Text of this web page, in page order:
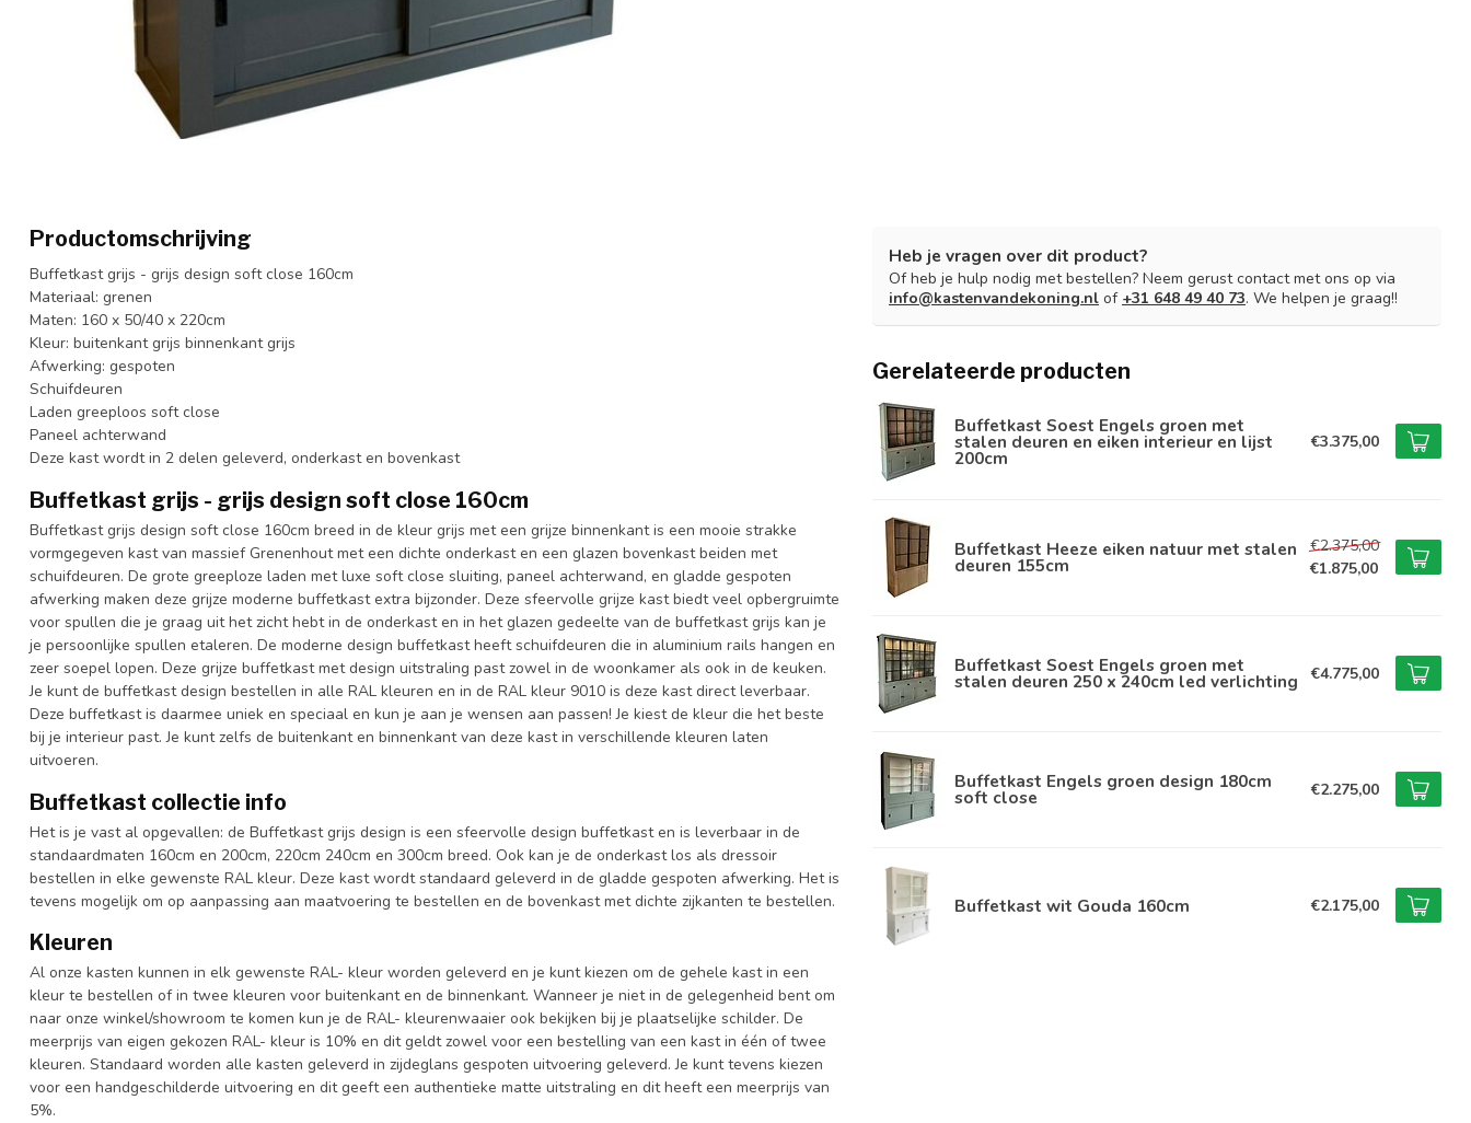
Productomschrijving
Buffetkast grijs - grijs design soft close 160cm
Materiaal: grenen
Maten: 160 x 50/40 x 220cm
Kleur: buitenkant grijs binnenkant grijs
Afwerking: gespoten
Schuifdeuren
Laden greeploos soft close
Paneel achterwand
Deze kast wordt in 2 delen geleverd, onderkast en bovenkast
Buffetkast grijs - grijs design soft close 160cm
Buffetkast grijs design soft close 160cm breed in de kleur grijs met een grijze binnenkant is een mooie strakke
vormgegeven kast van massief Grenenhout met een dichte onderkast en een glazen bovenkast beiden met
schuifdeuren. De grote greeploze laden met luxe soft close sluiting, paneel achterwand, en gladde gespoten
afwerking maken deze grijze moderne buffetkast extra bijzonder. Deze sfeervolle grijze kast biedt veel opbergruimte
voor spullen die je graag uit het zicht hebt in de onderkast en in het glazen gedeelte van de buffetkast grijs kan je
je persoonlijke spullen etaleren. De moderne design buffetkast heeft schuifdeuren die in aluminium rails hangen en
zeer soepel lopen. Deze grijze buffetkast met design uitstraling past zowel in de woonkamer als ook in de keuken.
Je kunt de buffetkast design bestellen in alle RAL kleuren en in de RAL kleur 9010 is deze kast direct leverbaar.
Deze buffetkast is daarmee uniek en speciaal en kun je aan je wensen aan passen! Je kiest de kleur die het beste
bij je interieur past. Je kunt zelfs de buitenkant en binnenkant van deze kast in verschillende kleuren laten
uitvoeren.
Buffetkast collectie info
Het is je vast al opgevallen: de Buffetkast grijs design is een sfeervolle design buffetkast en is leverbaar in de
standaardmaten 160cm en 200cm, 220cm 240cm en 300cm breed. Ook kan je de onderkast los als dressoir
bestellen in elke gewenste RAL kleur. Deze kast wordt standaard geleverd in de gladde gespoten afwerking. Het is
tevens mogelijk om op aanpassing aan maatvoering te bestellen en de bovenkast met dichte zijkanten te bestellen.
Kleuren
Al onze kasten kunnen in elk gewenste RAL- kleur worden geleverd en je kunt kiezen om de gehele kast in een
kleur te bestellen of in twee kleuren voor buitenkant en de binnenkant. Wanneer je niet in de gelegenheid bent om
naar onze winkel/showroom te komen kun je de RAL- kleurenwaaier ook bekijken bij je plaatselijke schilder. De
meerprijs van eigen gekozen RAL- kleur is 10% en dit geldt zowel voor een bestelling van een kast in één of twee
kleuren. Standaard worden alle kasten geleverd in zijdeglans gespoten uitvoering geleverd. Je kunt tevens kiezen
voor een handgeschilderde uitvoering en dit geeft een authentieke matte uitstraling en dit heeft een meerprijs van
5%.
Heb je vragen over dit product?
Of heb je hulp nodig met bestellen? Neem gerust contact met ons op via
info@kastenvandekoning.nl of +31 648 49 40 73. We helpen je graag!!
Gerelateerde producten
Buffetkast Soest Engels groen met
stalen deuren en eiken interieur en lijst
200cm
€3.375,00
Buffetkast Heeze eiken natuur met stalen
deuren 155cm
€2.375,00
€1.875,00
Buffetkast Soest Engels groen met
stalen deuren 250 x 240cm led verlichting €4.775,00
Buffetkast Engels groen design 180cm
soft close €2.275,00
Buffetkast wit Gouda 160cm €2.175,00